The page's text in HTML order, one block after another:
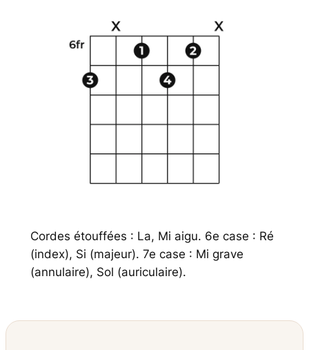
Cordes étouffées : La, Mi aigu. 6e case : Ré
(index), Si (majeur). 7e case : Mi grave
(annulaire), Sol (auriculaire).